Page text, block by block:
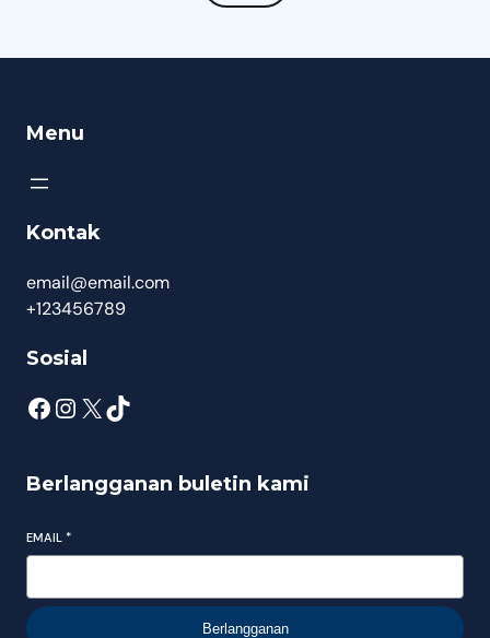
Menu
Kontak
email@email.com
+123456789
Sosial
Berlangganan buletin kami
EMAIL *
Berlangganan